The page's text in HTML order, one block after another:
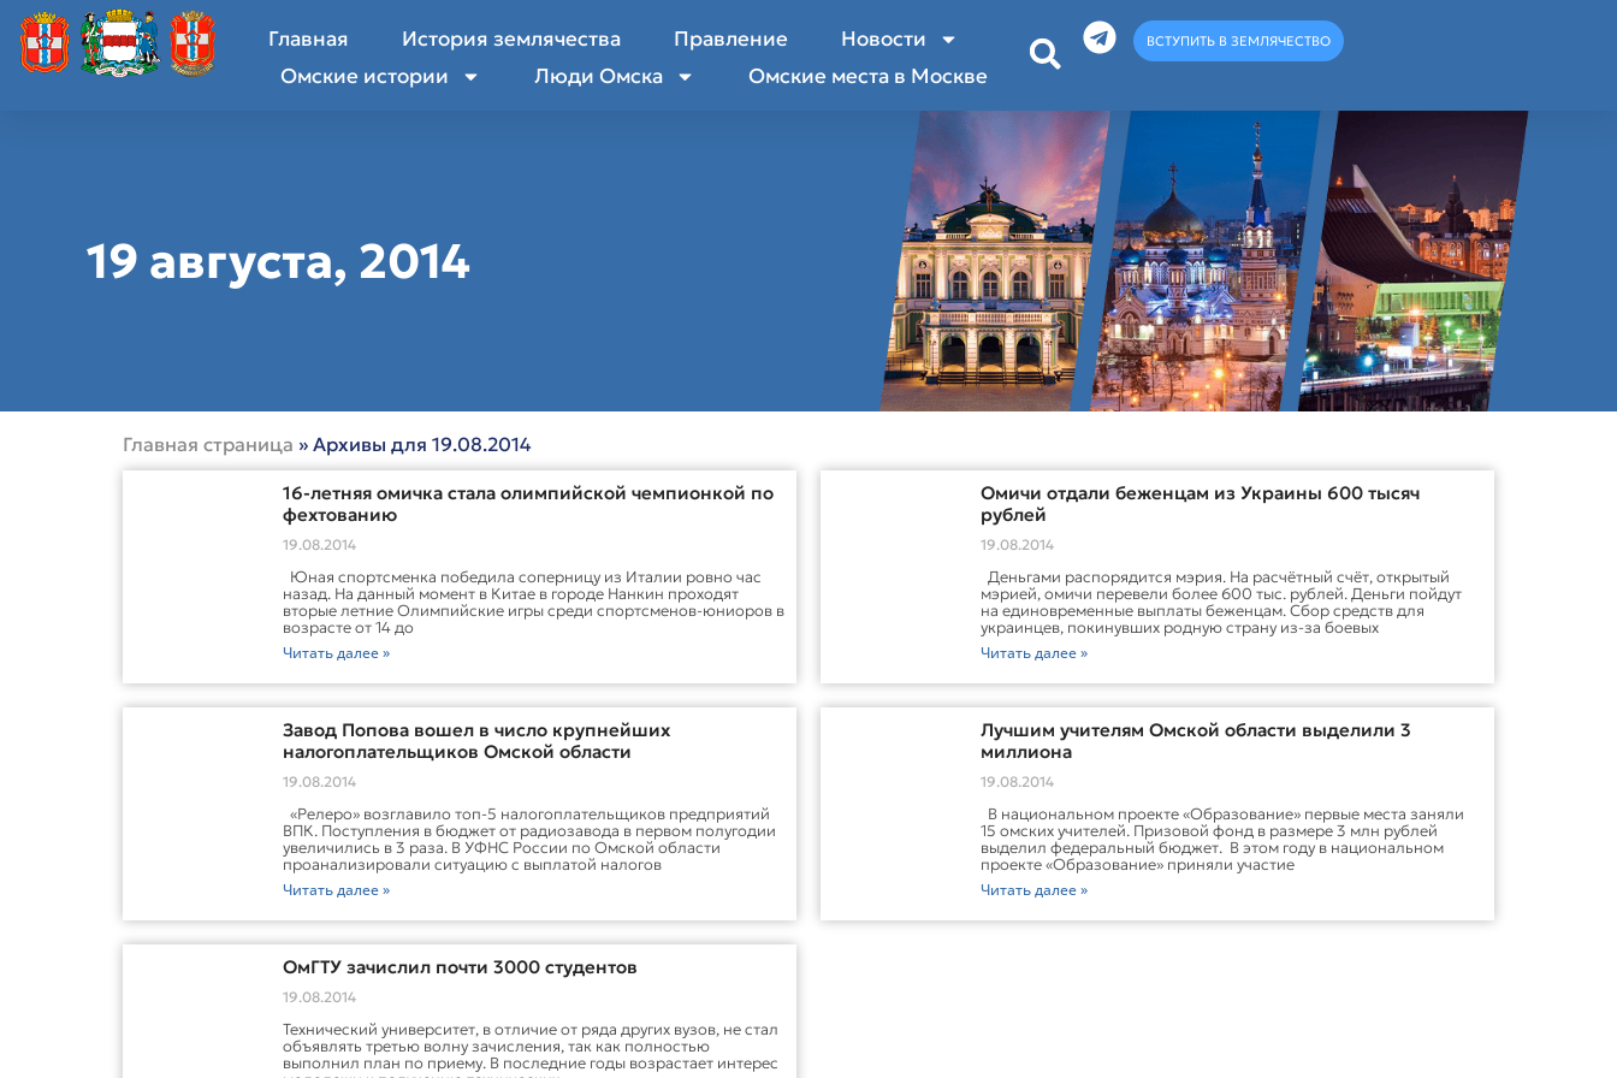
Главная История землячества Правление
Новости
Омские истории
Люди Омска Омские места в Москве
ВСТУПИТЬ В ЗЕМЛЯЧЕСТВО
19 августа, 2014
Главная страница » Архивы для 19.08.2014
16-летняя омичка стала олимпийской чемпионкой по
фехтованию
19.08.2014
Юная спортсменка победила соперницу из Италии ровно час
назад. На данный момент в Китае в городе Нанкин проходят
вторые летние Олимпийские игры среди спортсменов-юниоров в
возрасте от 14 до
Читать далее »
Омичи отдали беженцам из Украины 600 тысяч
рублей
19.08.2014
Деньгами распорядится мэрия. На расчётный счёт, открытый
мэрией, омичи перевели более 600 тыс. рублей. Деньги пойдут
на единовременные выплаты беженцам. Сбор средств для
украинцев, покинувших родную страну из-за боевых
Читать далее »
Завод Попова вошел в число крупнейших
налогоплательщиков Омской области
19.08.2014
«Релеро» возглавило топ-5 налогоплательщиков предприятий
ВПК. Поступления в бюджет от радиозавода в первом полугодии
увеличились в 3 раза. В УФНС России по Омской области
проанализировали ситуацию с выплатой налогов
Читать далее »
Лучшим учителям Омской области выделили 3
миллиона
19.08.2014
В национальном проекте «Образование» первые места заняли
15 омских учителей. Призовой фонд в размере 3 млн рублей
выделил федеральный бюджет. В этом году в национальном
проекте «Образование» приняли участие
Читать далее »
ОмГТУ зачислил почти 3000 студентов
19.08.2014
Технический университет, в отличие от ряда других вузов, не стал
объявлять третью волну зачисления, так как полностью
выполнил план по приему. В последние годы возрастает интерес